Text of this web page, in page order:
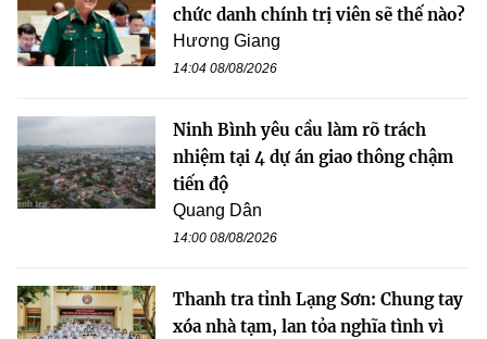
chức danh chính trị viên sẽ thế nào?
Hương Giang
14:04 08/08/2026
Ninh Bình yêu cầu làm rõ trách
nhiệm tại 4 dự án giao thông chậm
tiến độ
Quang Dân
14:00 08/08/2026
Thanh tra tỉnh Lạng Sơn: Chung tay
xóa nhà tạm, lan tỏa nghĩa tình vì